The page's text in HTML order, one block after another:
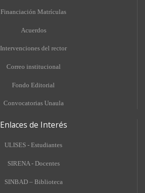
Financiación Matrículas
Acuerdos
Intervenciones del rector
Correo institucional
Fondo Editorial
Convocatorias Unaula
Enlaces de Interés
ULISES - Estudiantes
SIRENA - Docentes
SINBAD – Biblioteca